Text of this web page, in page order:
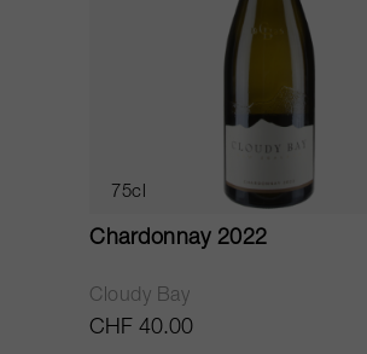
75cl
Chardonnay 2022
Cloudy Bay
CHF 40.00